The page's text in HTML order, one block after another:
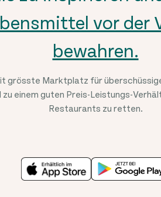
vor der
bewahren.
grösste Marktplatz für
einem guten Preis-Leistungs-
Restaurants zu retten.